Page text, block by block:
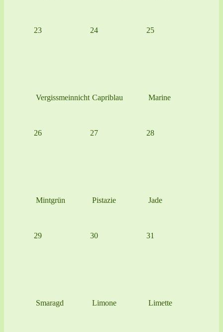
23
Vergissmeinnicht
24
Capriblau
25
Marine
26
Mintgrün
27
Pistazie
28
Jade
29
Smaragd
30
Limone
31
Limette